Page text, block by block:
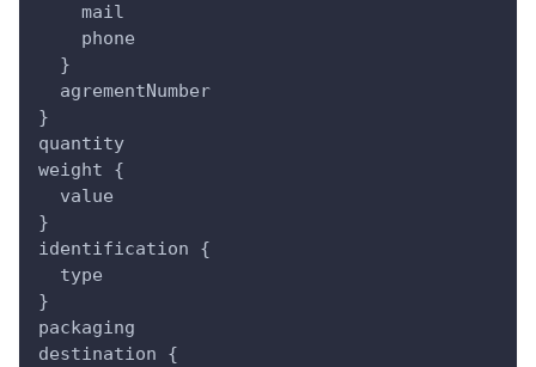
    mail
    phone
  }
  agrementNumber
}
quantity
weight {
  value
}
identification {
  type
}
packaging
destination {